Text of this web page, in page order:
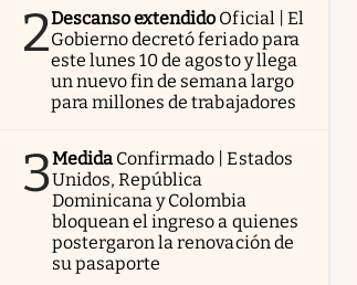
2Descanso extendido Oficial | El
Gobierno decretó feriado para
este lunes 10 de agosto y llega
un nuevo fin de semana largo
para millones de trabajadores
3Medida Confirmado | Estados
Unidos, República
Dominicana y Colombia
bloquean el ingreso a quienes
postergaron la renovación de
su pasaporte